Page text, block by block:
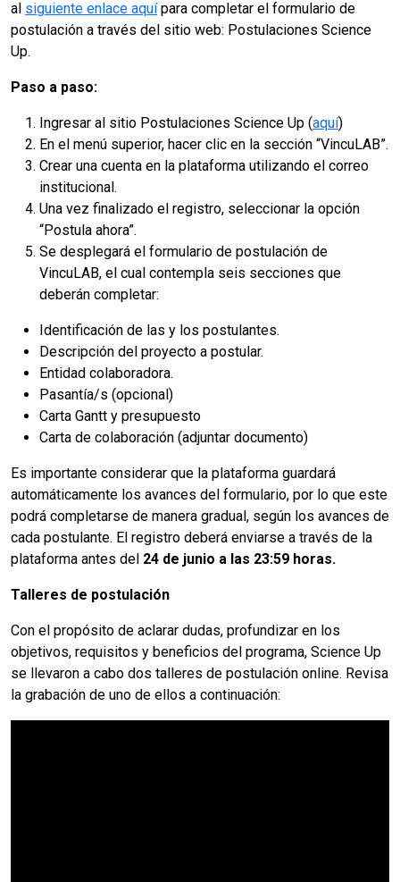
al siguiente enlace aquípara completar el formulario de
postulación a través del sitio web: Postulaciones Science
Up.
Paso a paso:
Ingresar al sitio Postulaciones Science Up (aquí)
En el menú superior, hacer clic en la sección “VincuLAB”.
Crear una cuenta en la plataforma utilizando el correo
institucional.
Una vez finalizado el registro, seleccionar la opción
“Postula ahora”.
Se desplegará el formulario de postulación de
VincuLAB, el cual contempla seis secciones que
deberán completar:
Identificación de las y los postulantes.
Descripción del proyecto a postular.
Entidad colaboradora.
Pasantía/s (opcional)
Carta Gantt y presupuesto
Carta de colaboración (adjuntar documento)
Es importante considerar que la plataforma guardará
automáticamente los avances del formulario, por lo que este
podrá completarse de manera gradual, según los avances de
cada postulante. El registro deberá enviarse a través de la
plataforma antes del 24 de junio a las 23:59 horas.
Talleres de postulación
Con el propósito de aclarar dudas, profundizar en los
objetivos, requisitos y beneficios del programa, Science Up
se llevaron a cabo dos talleres de postulación online. Revisa
la grabación de uno de ellos a continuación: